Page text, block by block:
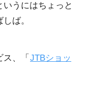
うにはちょっと
ば。
、「 JTBショッ